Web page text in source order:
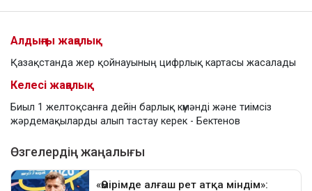
Алдыңғы жаңалық
Қазақстанда жер қойнауының цифрлық картасы жасалады
Келесі жаңалық
Биыл 1 желтоқсанға дейін барлық күмәнді және тиімсіз
жәрдемақыларды алып тастау керек - Бектенов